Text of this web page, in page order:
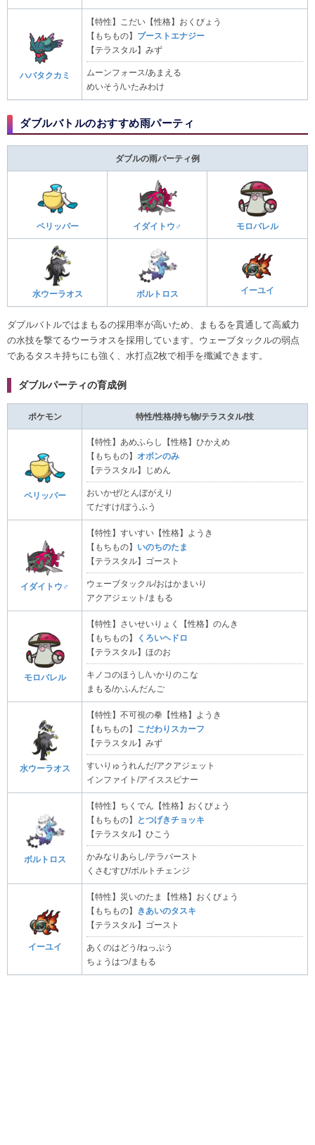
ハバタクカミ
【特性】こだい【性格】おくびょう
【もちもの】 ブーストエナジー
【テラスタル】みず
ムーンフォース/あまえる
めいそう/いたみわけ
ダブルバトルのおすすめ雨パーティ
ダブルの雨パーティ例
ペリッパー イダイトウ♂ モロバレル
水ウーラオス ボルトロス イーユイ
ダブルバトルではまもるの採用率が高いため、まもるを貫通して高威力
の水技を撃てるウーラオスを採用しています。ウェーブタックルの弱点
であるタスキ持ちにも強く、水打点2枚で相手を殲滅できます。
ダブルパーティの育成例
ポケモン 特性/性格/持ち物/テラスタル/技
ペリッパー
【特性】あめふらし【性格】ひかえめ
【もちもの】 オボンのみ
【テラスタル】じめん
おいかぜ/とんぼがえり
てだすけ/ぼうふう
イダイトウ♂
【特性】すいすい【性格】ようき
【もちもの】 いのちのたま
【テラスタル】ゴースト
ウェーブタックル/おはかまいり
アクアジェット/まもる
モロバレル
【特性】さいせいりょく【性格】のんき
【もちもの】
くろいヘドロ
【テラスタル】ほのお
キノコのほうし/いかりのこな
まもる/かふんだんご
水ウーラオス
【特性】不可視の拳【性格】ようき
【もちもの】 こだわりスカーフ
【テラスタル】みず
すいりゅうれんだ/アクアジェット
インファイト/アイススピナー
ボルトロス
【特性】ちくでん【性格】おくびょう
【もちもの】
とつげきチョッキ
【テラスタル】ひこう
かみなりあらし/テラバースト
くさむすび/ボルトチェンジ
イーユイ
【特性】災いのたま【性格】おくびょう
【もちもの】
きあいのタスキ
【テラスタル】ゴースト
あくのはどう/ねっぷう
ちょうはつ/まもる